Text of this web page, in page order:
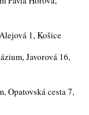
1, Košice
Javorová 16,
Opatovská cesta 7,